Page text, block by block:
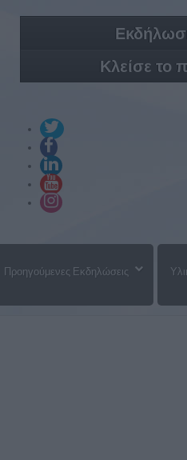
Κλείσε το
Προηγούμενες Εκδηλώσεις